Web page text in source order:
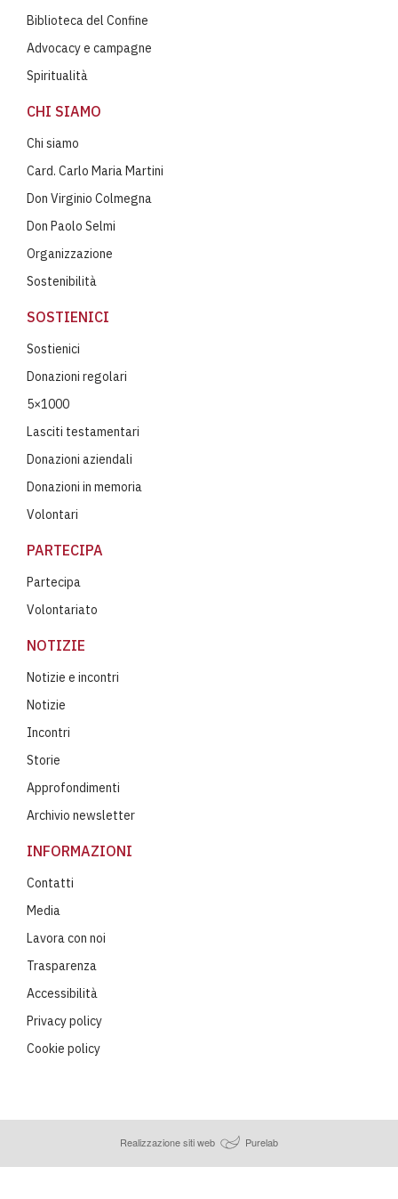
Biblioteca del Confine
Advocacy e campagne
Spiritualità
CHI SIAMO
Chi siamo
Card. Carlo Maria Martini
Don Virginio Colmegna
Don Paolo Selmi
Organizzazione
Sostenibilità
SOSTIENICI
Sostienici
Donazioni regolari
5×1000
Lasciti testamentari
Donazioni aziendali
Donazioni in memoria
Volontari
PARTECIPA
Partecipa
Volontariato
NOTIZIE
Notizie e incontri
Notizie
Incontri
Storie
Approfondimenti
Archivio newsletter
INFORMAZIONI
Contatti
Media
Lavora con noi
Trasparenza
Accessibilità
Privacy policy
Cookie policy
Realizzazione siti web Purelab